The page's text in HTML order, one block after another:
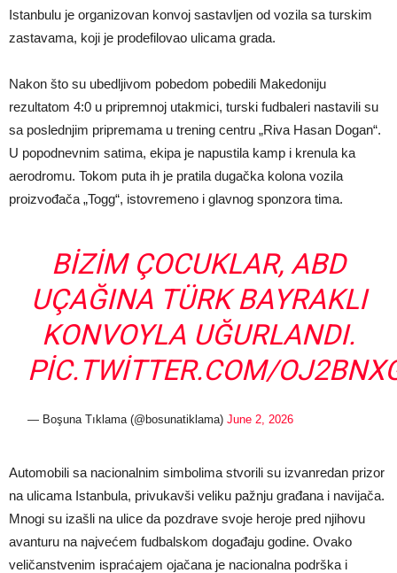
fudbalski svet.
Istanbulu je organizovan konvoj sastavljen od vozila sa turskim
zastavama, koji je prodefilovao ulicama grada.
Nakon što su ubedljivom pobedom pobedili Makedoniju
rezultatom 4:0 u pripremnoj utakmici, turski fudbaleri nastavili su
sa poslednjim pripremama u trening centru „Riva Hasan Dogan“.
U popodnevnim satima, ekipa je napustila kamp i krenula ka
aerodromu. Tokom puta ih je pratila dugačka kolona vozila
proizvođača „Togg“, istovremeno i glavnog sponzora tima.
BIZIM ÇOCUKLAR, ABD
UÇAĞINA TÜRK BAYRAKLI
KONVOYLA UĞURLANDI.
PIC.TWITTER.COM/
— Boşuna Tıklama (@bosunatiklama)June 2, 2026
Automobili sa nacionalnim simbolima stvorili su izvanredan prizor
na ulicama Istanbula, privukavši veliku pažnju građana i navijača.
Mnogi su izašli na ulice da pozdrave svoje heroje pred njihovu
avanturu na najvećem fudbalskom događaju godine. Ovako
veličanstvenim ispraćajem ojačana je nacionalna podrška i